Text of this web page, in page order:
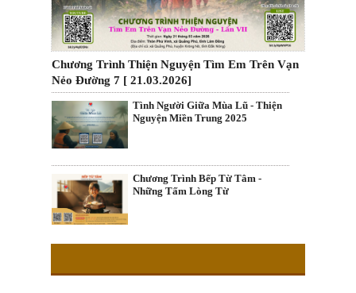
Chương Trình Thiện Nguyện Tìm Em Trên Vạn
Nẻo Đường 7 [ 21.03.2026]
Tình Người Giữa Mùa Lũ - Thiện
Nguyện Miền Trung 2025
Chương Trình Bếp Từ Tâm -
Những Tấm Lòng Từ